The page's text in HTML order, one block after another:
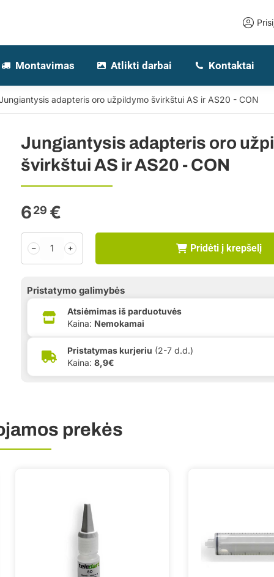
Montavimas Atlikti darbai Kontaktai
adapteris oro užpildymo švirkštui AS ir AS20 - CON
Jungiantysis adapteris oro
švirkštui AS ir AS20 - CON
629 €
﹣ ﹢ Pridėti į krepšelį
Pristatymo galimybės
Atsiėmimas iš parduotuvės
Kaina: Nemokamai
Pristatymas kurjeriu (2-7 d.d.)
Kaina: 8,9€
prekės